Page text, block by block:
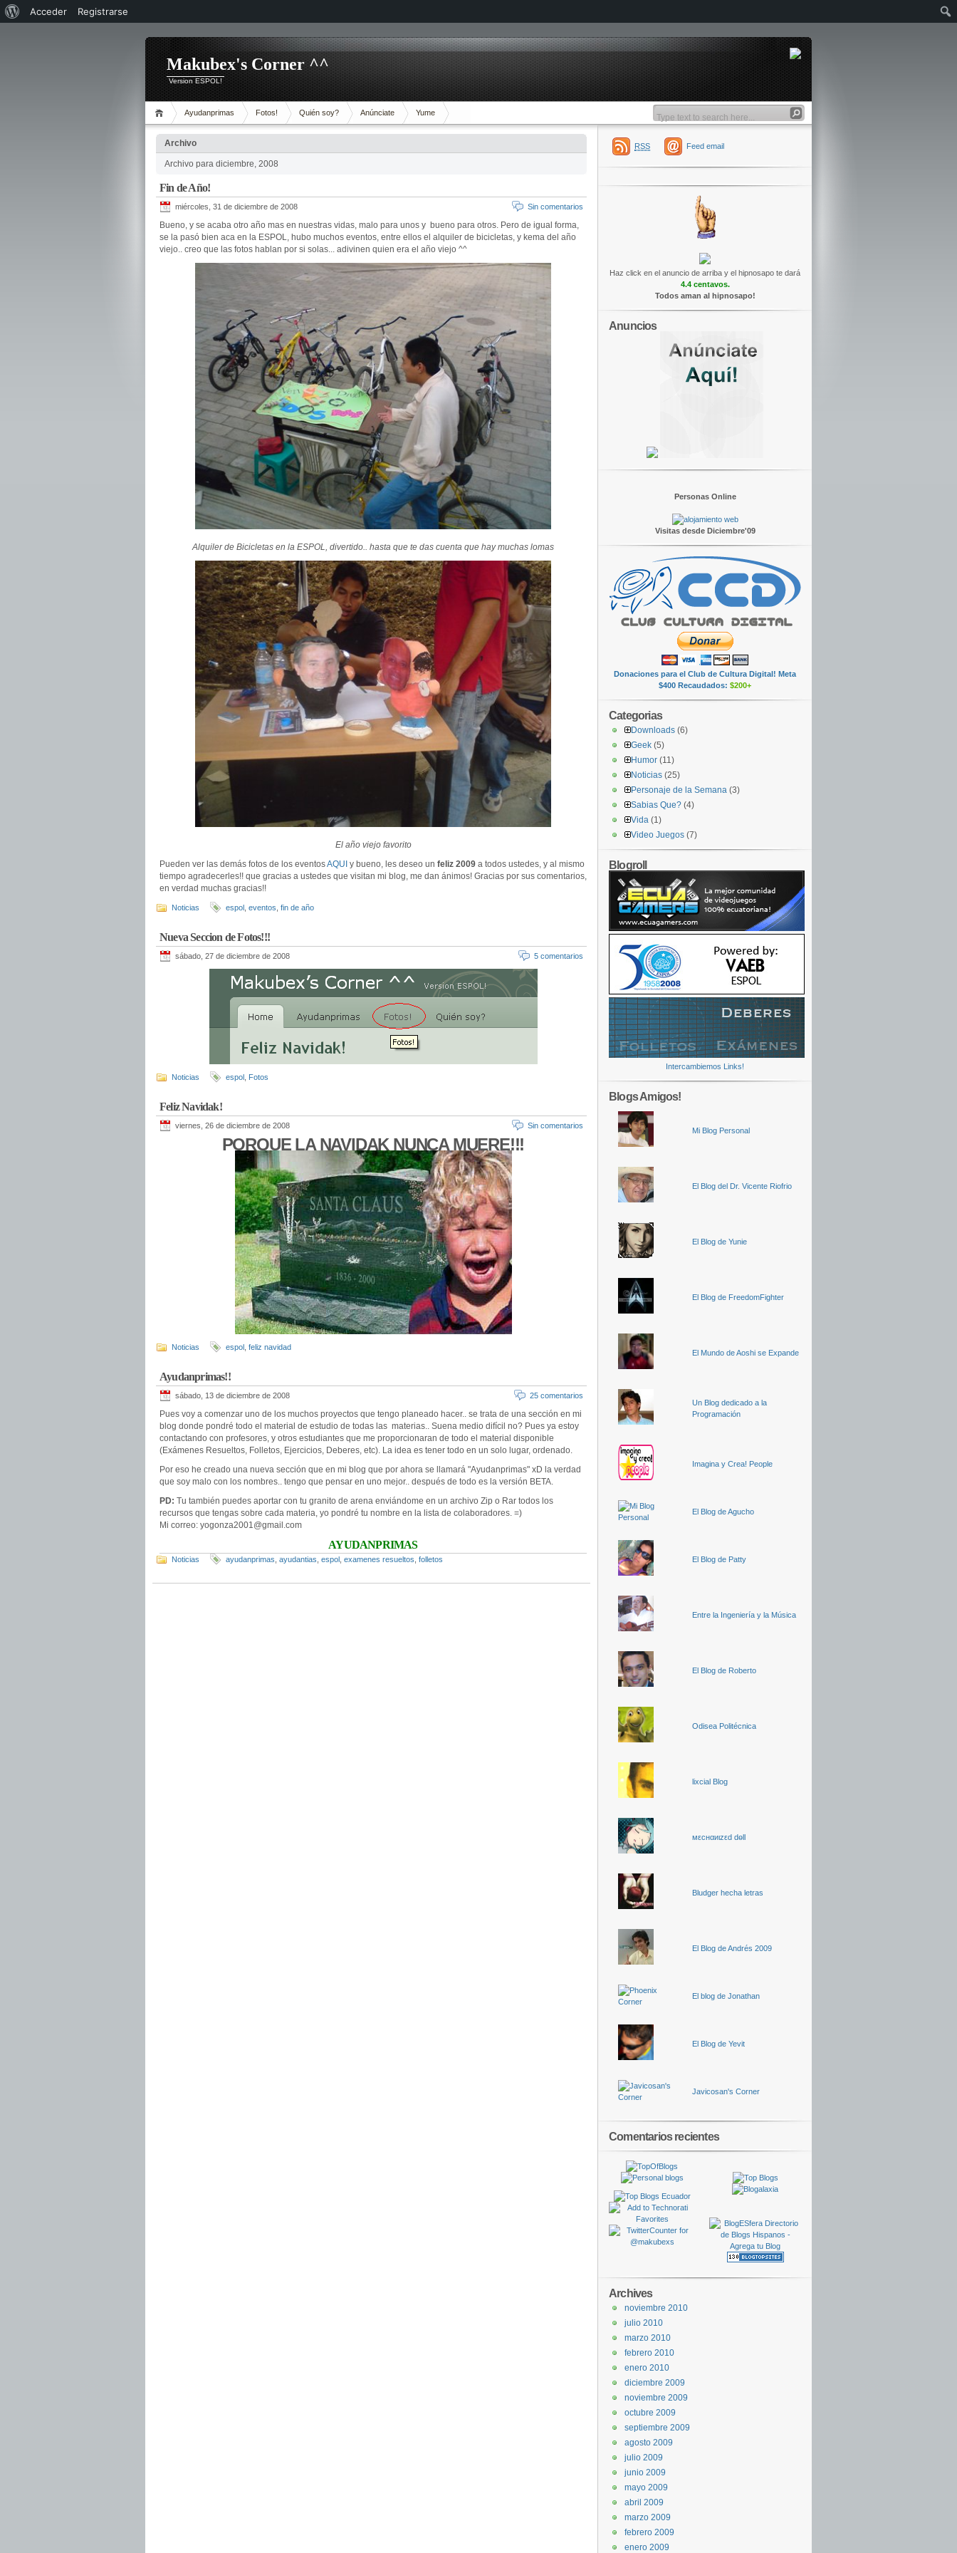
Makubex's Corner ^^
Version ESPOL!
Ayudanprimas Fotos! Quién soy? Anúnciate Yume
Archivo
Archivo para diciembre, 2008
Fin de Año!
miércoles, 31 de diciembre de 2008 Sin comentarios
Bueno, y se acaba otro año mas en nuestras vidas, malo para unos y bueno para otros. Pero de igual forma,
se la pasó bien aca en la ESPOL, hubo muchos eventos, entre ellos el alquiler de bicicletas, y kema del año
viejo.. creo que las fotos hablan por si solas... adivinen quien era el año viejo ^^
Alquiler de Bicicletas en la ESPOL, divertido.. hasta que te das cuenta que hay muchas lomas
El año viejo favorito
Pueden ver las demás fotos de los eventosAQUI y bueno, les deseo un feliz 2009 a todos ustedes, y al mismo
tiempo agradecerles!! que gracias a ustedes que visitan mi blog, me dan ánimos! Gracias por sus comentarios,
en verdad muchas gracias!!
Noticias espol eventos fin de año
Nueva Seccion de Fotos!!!
sábado, 27 de diciembre de 2008 5 comentarios
Noticias espol Fotos
Feliz Navidak!
viernes, 26 de diciembre de 2008 Sin comentarios
PORQUE LA NAVIDAK NUNCA MUERE!!!
Noticias espol feliz navidad
Ayudanprimas!!
sábado, 13 de diciembre de 2008 25 comentarios
Pues voy a comenzar uno de los muchos proyectos que tengo planeado hacer.. se trata de una sección en mi
blog donde pondré todo el material de estudio de todas las materias.. Suena medio difícil no? Pues ya estoy
contactando con profesores, y otros estudiantes que me proporcionaran de todo el material disponible
(Exámenes Resueltos, Folletos, Ejercicios, Deberes, etc). La idea es tener todo en un solo lugar, ordenado.
Por eso he creado una nueva sección que en mi blog que por ahora se llamará "Ayudanprimas" xD la verdad
que soy malo con los nombres.. tengo que pensar en uno mejor.. después de todo es la versión BETA.
PD: Tu también puedes aportar con tu granito de arena enviándome en un archivo Zip o Rar todos los
recursos que tengas sobre cada materia, yo pondré tu nombre en la lista de colaboradores. =)
Mi correo: yogonza2001@gmail.com
AYUDANPRIMAS
Noticias ayudanprimas ayudantias espol examenes resueltos folletos
RSS Feed email
Haz click en el anuncio de arriba y el hipnosapo te dará
4.4 centavos.
Todos aman al hipnosapo!
Anuncios
Personas Online
Visitas desde Diciembre'09
Donaciones para el Club de Cultura Digital! Meta
$400 Recaudados: $200+
Categorias
Downloads (6)
Geek (5)
Humor (11)
Noticias (25)
Personaje de la Semana (3)
Sabias Que? (4)
Vida (1)
Video Juegos (7)
Blogroll
Intercambiemos Links!
Blogs Amigos!
Mi Blog Personal
El Blog del Dr. Vicente Riofrio
El Blog de Yunie
El Blog de FreedomFighter
El Mundo de Aoshi se Expande
Un Blog dedicado a la
Programación
Imagina y Crea! People
El Blog de Agucho
El Blog de Patty
Entre la Ingeniería y la Música
El Blog de Roberto
Odisea Politécnica
lixcial Blog
мεcнαиιzεd dөll
Bludger hecha letras
El Blog de Andrés 2009
El blog de Jonathan
El Blog de Yevit
Javicosan's Corner
Comentarios recientes
Archives
noviembre 2010
julio 2010
marzo 2010
febrero 2010
enero 2010
diciembre 2009
noviembre 2009
octubre 2009
septiembre 2009
agosto 2009
julio 2009
junio 2009
mayo 2009
abril 2009
marzo 2009
febrero 2009
enero 2009
Acerca
Acceder Registrarse